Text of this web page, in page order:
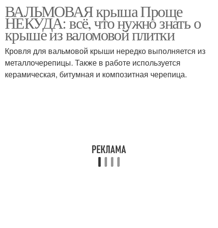
ВАЛЬМОВАЯ крыша Проще
НЕКУДА: всё, что нужно знать о
крыше из валомовой плитки
Кровля для вальмовой крыши нередко выполняется из
металлочерепицы. Также в работе используется
керамическая, битумная и композитная черепица.